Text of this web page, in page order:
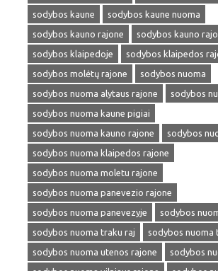
sodybos kaune
sodybos kaune nuoma
sodybos kauno rajone
sodybos kauno
sodybos klaipedoje
sodybos klaipedos
sodybos molėtų rajone
sodybos nuoma
sodybos nuoma alytaus rajone
sodybos
sodybos nuoma kaune pigiai
sodybos nuoma kauno rajone
sodybos
sodybos nuoma klaipedos rajone
sodybos nuoma moletu rajone
sodybos nuoma panevezio rajone
sodybos nuoma panevezyje
sodybos
sodybos nuoma traku raj
sodybos nuoma
sodybos nuoma utenos rajone
sodybos